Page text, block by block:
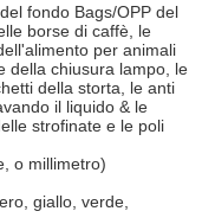
fondo Bags/OPP del
borse di caffè, le
per animali
della chiusura lampo, le
della storta, le anti
il liquido & le
strofinate e le poli
o millimetro)
giallo, verde,